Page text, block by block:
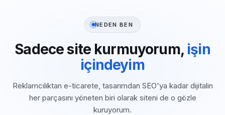
NEDEN BEN
Sadece site kurmuyorum, işin
içindeyim
Reklamcılıktan e-ticarete, tasarımdan SEO'ya kadar dijitalin
her parçasını yöneten biri olarak siteni de o gözle
kuruyorum.